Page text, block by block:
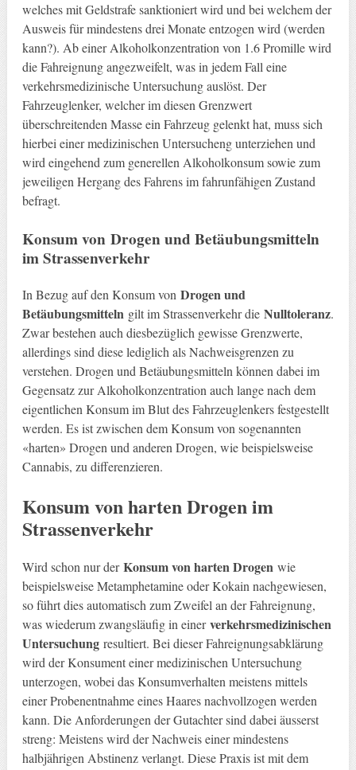
welches mit Geldstrafe sanktioniert wird und bei welchem der
Ausweis für mindestens drei Monate entzogen wird (werden
kann?). Ab einer Alkoholkonzentration von 1.6 Promille wird
die Fahreignung angezweifelt, was in jedem Fall eine
verkehrsmedizinische Untersuchung auslöst. Der
Fahrzeuglenker, welcher im diesen Grenzwert
überschreitenden Masse ein Fahrzeug gelenkt hat, muss sich
hierbei einer medizinischen Untersucheng unterziehen und
wird eingehend zum generellen Alkoholkonsum sowie zum
jeweiligen Hergang des Fahrens im fahrunfähigen Zustand
befragt.
Konsum von Drogen und Betäubungsmitteln
im Strassenverkehr
In Bezug auf den Konsum von Drogen und
Betäubungsmitteln gilt im Strassenverkehr die Nulltoleranz.
Zwar bestehen auch diesbezüglich gewisse Grenzwerte,
allerdings sind diese lediglich als Nachweisgrenzen zu
verstehen. Drogen und Betäubungsmitteln können dabei im
Gegensatz zur Alkoholkonzentration auch lange nach dem
eigentlichen Konsum im Blut des Fahrzeuglenkers festgestellt
werden. Es ist zwischen dem Konsum von sogenannten
«harten» Drogen und anderen Drogen, wie beispielsweise
Cannabis, zu differenzieren.
Konsum von harten Drogenim
Strassenverkehr
Wird schon nur derKonsum von harten Drogen wie
beispielsweise Metamphetamine oder Kokain nachgewiesen,
so führt dies automatisch zum Zweifel an der Fahreignung,
was wiederum zwangsläufig in einerverkehrsmedizinischen
Untersuchungresultiert. Bei dieser Fahreignungsabklärung
wird der Konsument einer medizinischen Untersuchung
unterzogen, wobei das Konsumverhalten meistens mittels
einer Probenentnahme eines Haares nachvollzogen werden
kann. Die Anforderungen der Gutachter sind dabei äusserst
streng: Meistens wird der Nachweis einer mindestens
halbjährigen Abstinenz verlangt. Diese Praxis ist mit dem